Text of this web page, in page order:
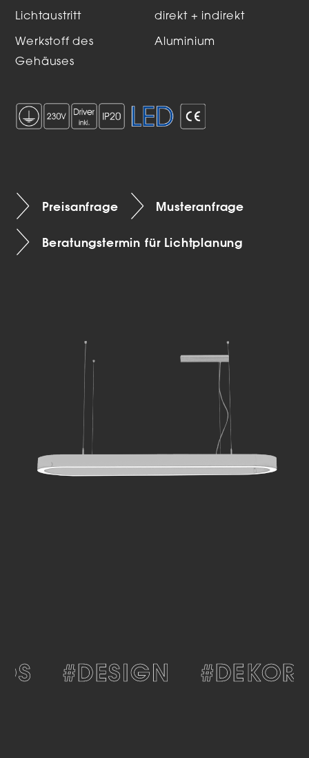
Lichtaustritt direkt + indirekt
Werkstoff des
Gehäuses
Aluminium
Preisanfrage Musteranfrage
Beratungstermin für Lichtplanung
#DESIGN